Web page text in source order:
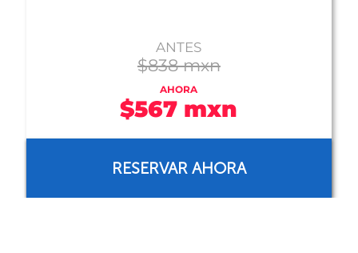
ANTES
$1,078 mxn
AHORA
$862 mxn
RESERVAR AHORA